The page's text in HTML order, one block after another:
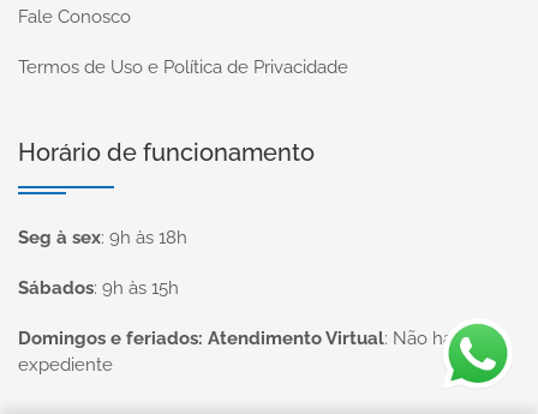
Fale Conosco
Termos de Uso e Política de Privacidade
Horário de funcionamento
Seg à sex: 9h às 18h
Sábados: 9h às 15h
Domingos e feriados: Atendimento Virtual: Não haverá
expediente